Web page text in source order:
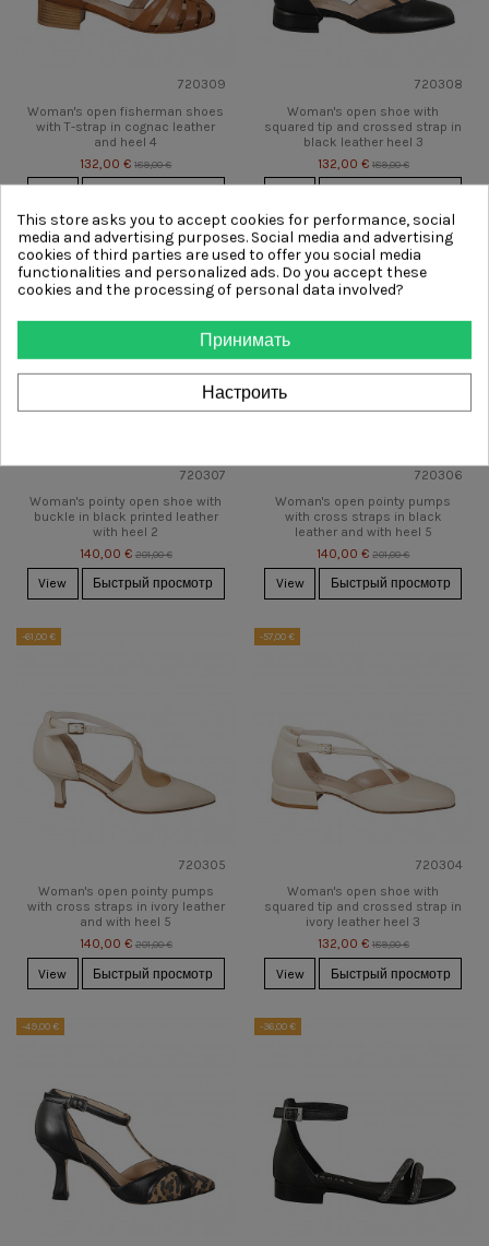
720309
Woman's open fisherman shoes
with T-strap in cognac leather
and heel 4
132,00 € 189,00 €
720308
Woman's open shoe with
squared tip and crossed strap in
black leather heel 3
132,00 € 189,00 €
-61,00 €
720307
Woman's pointy open shoe with
buckle in black printed leather
with heel 2
140,00 € 201,00 €
View Быстрый просмотр
-61,00 €
720306
Woman's open pointy pumps
with cross straps in black
leather and with heel 5
140,00 € 201,00 €
View Быстрый просмотр
-61,00 €
720305
Woman's open pointy pumps
with cross straps in ivory leather
and with heel 5
140,00 € 201,00 €
View Быстрый просмотр
-57,00 €
720304
Woman's open shoe with
squared tip and crossed strap in
ivory leather heel 3
132,00 € 189,00 €
View Быстрый просмотр
-49,00 € -36,00 €
This store asks you to accept cookies for performance, social
media and advertising purposes. Social media and advertising
cookies of third parties are used to offer you social media
functionalities and personalized ads. Do you accept these
cookies and the processing of personal data involved?
Принимать
Настроить